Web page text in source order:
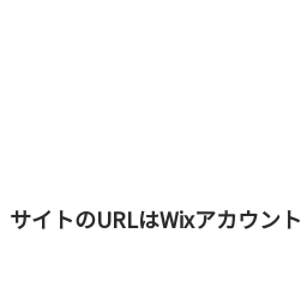
サイトのURLはWixアカウント